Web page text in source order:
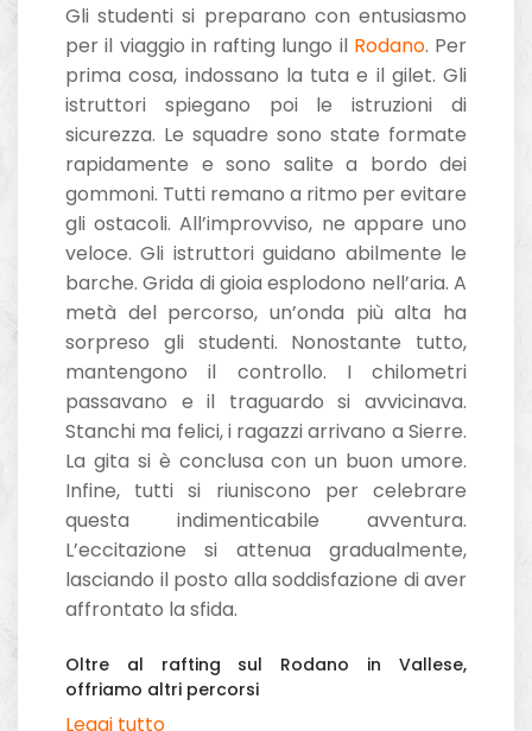
Gli studenti si preparano con entusiasmo
per il viaggio in rafting lungo il Rodano. Per
prima cosa, indossano la tuta e il gilet. Gli
istruttori spiegano poi le istruzioni di
sicurezza. Le squadre sono state formate
rapidamente e sono salite a bordo dei
gommoni. Tutti remano a ritmo per evitare
gli ostacoli. All’improvviso, ne appare uno
veloce. Gli istruttori guidano abilmente le
barche. Grida di gioia esplodono nell’aria. A
metà del percorso, un’onda più alta ha
sorpreso gli studenti. Nonostante tutto,
mantengono il controllo. I chilometri
passavano e il traguardo si avvicinava.
Stanchi ma felici, i ragazzi arrivano a Sierre.
La gita si è conclusa con un buon umore.
Infine, tutti si riuniscono per celebrare
questa indimenticabile avventura.
L’eccitazione si attenua gradualmente,
lasciando il posto alla soddisfazione di aver
affrontato la sfida.
Oltre al rafting sul Rodano in Vallese,
offriamo altri percorsi
Leggi tutto